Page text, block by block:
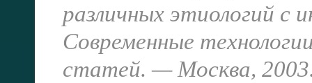
различных этиологий с
Современные
статей. — Москва,